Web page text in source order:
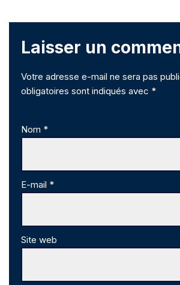
Laisser un
Votre adresse e-mail ne sera pas
obligatoires sont indiqués avec *
Nom *
E-mail *
Site web